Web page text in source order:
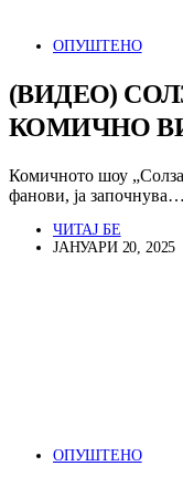
ОПУШТЕНО
(ВИДЕО)
КОМИЧНО
Комичното шоу
фанови, ја започнува…
ЧИТАЈ БЕ
ЈАНУАРИ 20, 2025
ОПУШТЕНО